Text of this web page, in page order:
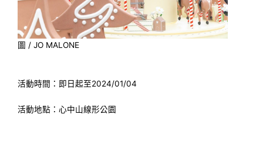
圖 / JO MALONE
活動時間：即日起至2024/01/04
活動地點：心中山線形公園